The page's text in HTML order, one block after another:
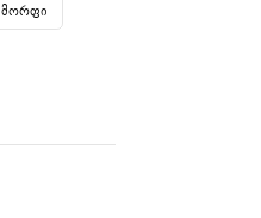
Მორფი